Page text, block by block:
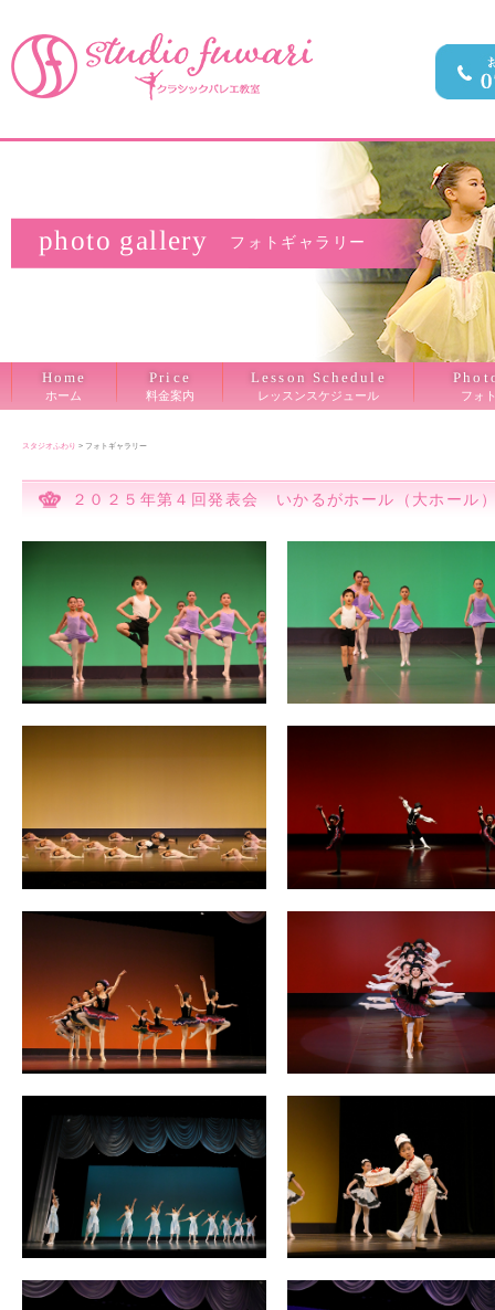
photo gallery フォトギャラリー
Home
ホーム
Price
料金案内
Lesson Schedule
レッスンスケジュール フォ
スタジオふわり > フォトギャラリー
２０２５年第４回発表会 いかるがホール（大ホール